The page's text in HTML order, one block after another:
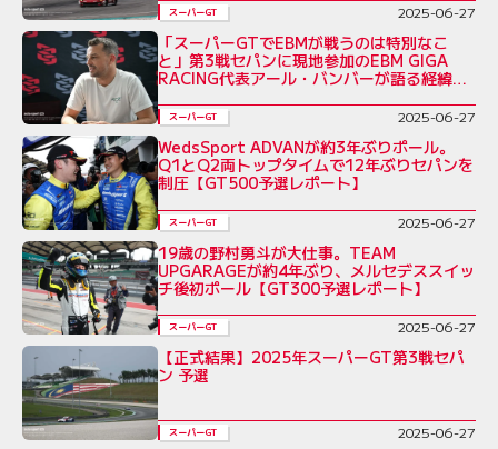
スーパーGT 2025-06-27
「スーパーGTでEBMが戦うのは特別なこ
と」第3戦セパンに現地参加のEBM GIGA
RACING代表アール・バンバーが語る経緯と
スーパーGT 2025-06-27
WedsSport ADVANが約3年ぶりポール。
Q1とQ2両トップタイムで12年ぶりセパンを
制圧【GT500予選レポート】
スーパーGT 2025-06-27
19歳の野村勇斗が大仕事。TEAM
UPGARAGEが約4年ぶり、メルセデススイッ
チ後初ポール【GT300予選レポート】
スーパーGT 2025-06-27
【正式結果】2025年スーパーGT第3戦セパ
ン 予選
スーパーGT 2025-06-27